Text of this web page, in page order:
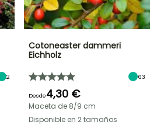
2
Cotoneaster dammeri
Eichholz
63
Desde4,30 €
Maceta de 8/9 cm
Disponible en 2 tamaños